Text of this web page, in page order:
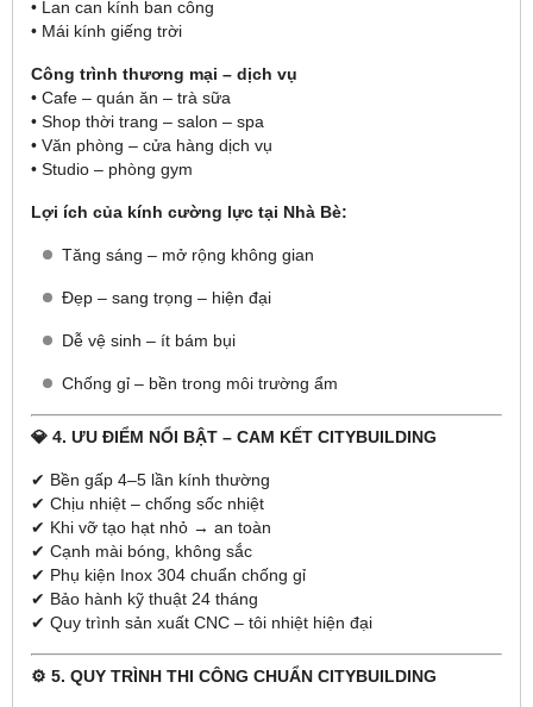
• Lan can kính ban công
• Mái kính giếng trời
Công trình thương mại – dịch vụ
• Cafe – quán ăn – trà sữa
• Shop thời trang – salon – spa
• Văn phòng – cửa hàng dịch vụ
• Studio – phòng gym
Lợi ích của kính cường lực tại Nhà Bè:
Tăng sáng – mở rộng không gian
Đẹp – sang trọng – hiện đại
Dễ vệ sinh – ít bám bụi
Chống gỉ – bền trong môi trường ẩm
💎 4. ƯU ĐIỂM NỔI BẬT – CAM KẾT CITYBUILDING
✔ Bền gấp 4–5 lần kính thường
✔ Chịu nhiệt – chống sốc nhiệt
✔ Khi vỡ tạo hạt nhỏ → an toàn
✔ Cạnh mài bóng, không sắc
✔ Phụ kiện Inox 304 chuẩn chống gỉ
✔ Bảo hành kỹ thuật 24 tháng
✔ Quy trình sản xuất CNC – tôi nhiệt hiện đại
⚙️ 5. QUY TRÌNH THI CÔNG CHUẨN CITYBUILDING